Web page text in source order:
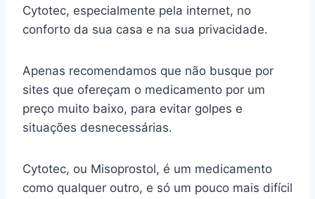
Cytotec, especialmente pela internet, no
conforto da sua casa e na sua privacidade.
Apenas recomendamos que não busque por
sites que ofereçam o medicamento por um
preço muito baixo, para evitar golpes e
situações desnecessárias.
Cytotec, ou Misoprostol, é um medicamento
como qualquer outro, e só um pouco mais difícil